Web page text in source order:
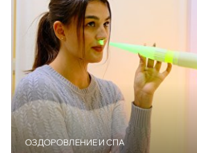
ОЗДОРОВЛЕНИЕ И СПА